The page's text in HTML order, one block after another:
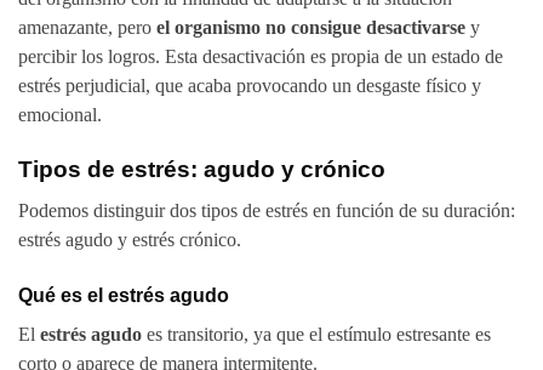
amenazante, pero el organismo no consigue desactivarse y
percibir los logros. Esta desactivación es propia de un estado de
estrés perjudicial, que acaba provocando un desgaste físico y
emocional.
Tipos de estrés: agudo y crónico
Podemos distinguir dos tipos de estrés en función de su duración:
estrés agudo y estrés crónico.
Qué es el estrés agudo
El estrés agudo es transitorio, ya que el estímulo estresante es
corto o aparece de manera intermitente.